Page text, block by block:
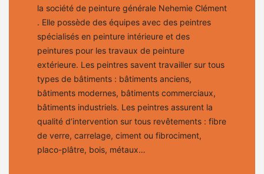
la société de peinture générale Nehemie Clément
. Elle possède des équipes avec des peintres
spécialisés en peinture intérieure et des
peintures pour les travaux de peinture
extérieure. Les peintres savent travailler sur tous
types de bâtiments : bâtiments anciens,
bâtiments modernes, bâtiments commerciaux,
bâtiments industriels. Les peintres assurent la
qualité d’intervention sur tous revêtements : fibre
de verre, carrelage, ciment ou fibrociment,
placo-plâtre, bois, métaux…